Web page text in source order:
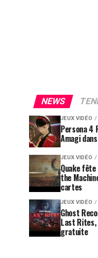
NEWS
JEUX VIDÉO
Persona 4
Amagi
JEUX VIDÉO
Quake
the
cartes
JEUX VIDÉO
Ghost
Last Rites,
gratuite